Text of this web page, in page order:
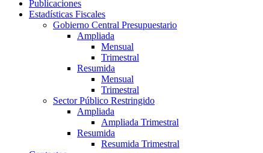
Publicaciones
Estadísticas Fiscales
Gobierno Central Presupuestario
Ampliada
Mensual
Trimestral
Resumida
Mensual
Trimestral
Sector Público Restringido
Ampliada
Ampliada Trimestral
Resumida
Resumida Trimestral